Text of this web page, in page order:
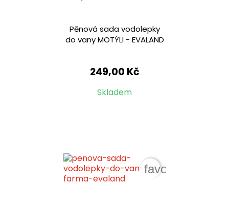
Pěnová sada vodolepky
do vany MOTÝLI - EVALAND
249,00 Kč
Skladem
favorite_border